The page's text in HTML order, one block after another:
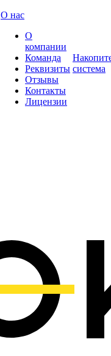
О нас
О
компании
Команда
Реквизиты
Отзывы
Контакты
Лицензии
система